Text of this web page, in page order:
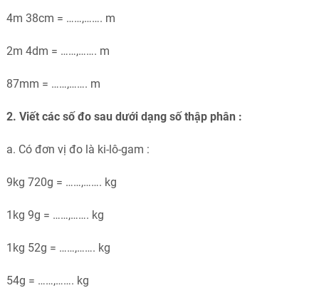
4m 38cm = ……,……. m
2m 4dm = ……,……. m
87mm = ……,……. m
2. Viết các số đo sau dưới dạng số thập phân :
a. Có đơn vị đo là ki-lô-gam :
9kg 720g = ……,……. kg
1kg 9g = ……,……. kg
1kg 52g = ……,……. kg
54g = ……,……. kg